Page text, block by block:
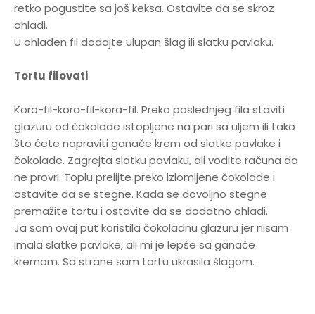
retko pogustite sa još keksa. Ostavite da se skroz
ohladi.
U ohlađen fil dodajte ulupan šlag ili slatku pavlaku.
Tortu filovati
Kora-fil-kora-fil-kora-fil. Preko poslednjeg fila staviti
glazuru od čokolade istopljene na pari sa uljem ili tako
što ćete napraviti ganače krem od slatke pavlake i
čokolade. Zagrejta slatku pavlaku, ali vodite računa da
ne provri. Toplu prelijte preko izlomljene čokolade i
ostavite da se stegne. Kada se dovoljno stegne
premažite tortu i ostavite da se dodatno ohladi.
Ja sam ovaj put koristila čokoladnu glazuru jer nisam
imala slatke pavlake, ali mi je lepše sa ganače
kremom. Sa strane sam tortu ukrasila šlagom.